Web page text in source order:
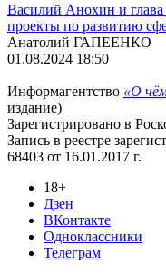
Василий Анохин и
проекты по развитию
Анатолий ГАПЕЕНКО
01.08.2024 18:50
Информагентство «О
издание)
Зарегистрировано в
Запись в реестре
68403 от 16.01.2017 г.
18+
Дзен
ВКонтакте
Одноклассники
Телеграм